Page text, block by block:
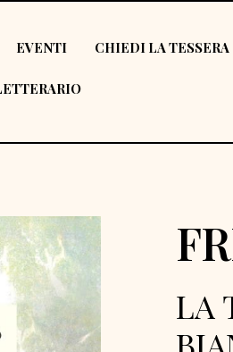
EVENTI CHIEDI LA TESSERA
LA